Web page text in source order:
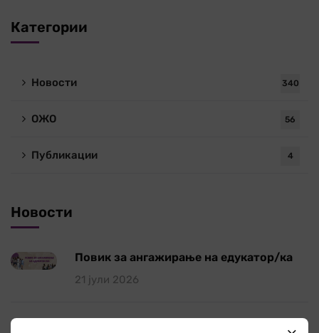
Категории
Новости 340
ОЖО 56
Публикации 4
Новости
Повик за ангажирање на едукатор/ка
21 јули 2026
Работилница на тема „Болки во вратот